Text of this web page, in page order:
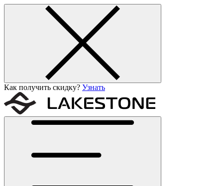
Как получить скидку? Узнать